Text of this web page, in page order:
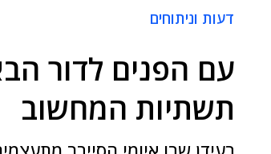
דעות וניתוחים
תשתיות המחשוב